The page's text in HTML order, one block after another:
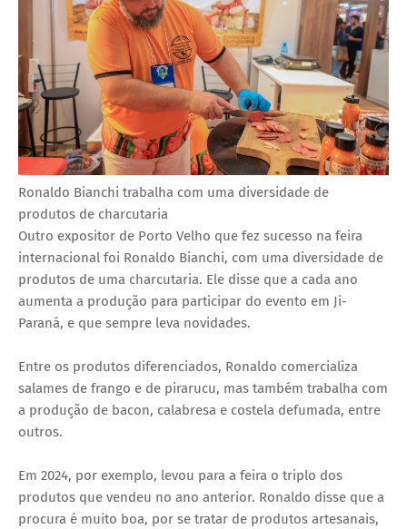
Ronaldo Bianchi trabalha com uma diversidade de
produtos de charcutaria
Outro expositor de Porto Velho que fez sucesso na feira
internacional foi Ronaldo Bianchi, com uma diversidade de
produtos de uma charcutaria. Ele disse que a cada ano
aumenta a produção para participar do evento em Ji-
Paraná, e que sempre leva novidades.
Entre os produtos diferenciados, Ronaldo comercializa
salames de frango e de pirarucu, mas também trabalha com
a produção de bacon, calabresa e costela defumada, entre
outros.
Em 2024, por exemplo, levou para a feira o triplo dos
produtos que vendeu no ano anterior. Ronaldo disse que a
procura é muito boa, por se tratar de produtos artesanais,